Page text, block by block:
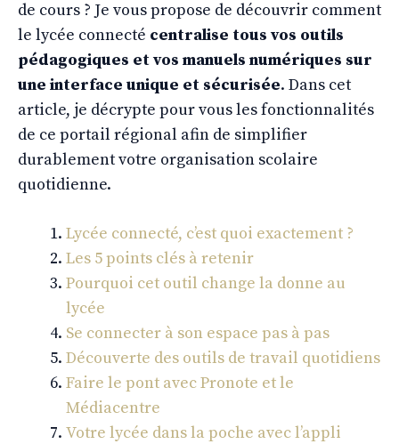
de cours ? Je vous propose de découvrir comment
le lycée connecté centralise tous vos outils
pédagogiques et vos manuels numériques sur
une interface unique et sécurisée. Dans cet
article, je décrypte pour vous les fonctionnalités
de ce portail régional afin de simplifier
durablement votre organisation scolaire
quotidienne.
Lycée connecté, c’est quoi exactement ?
Les 5 points clés à retenir
Pourquoi cet outil change la donne au
lycée
Se connecter à son espace pas à pas
Découverte des outils de travail quotidiens
Faire le pont avec Pronote et le
Médiacentre
Votre lycée dans la poche avec l’appli